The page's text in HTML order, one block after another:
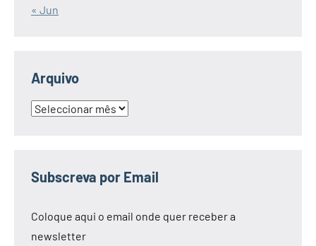
« Jun
Arquivo
Arquivo
Subscreva por Email
Coloque aqui o email onde quer receber a
newsletter